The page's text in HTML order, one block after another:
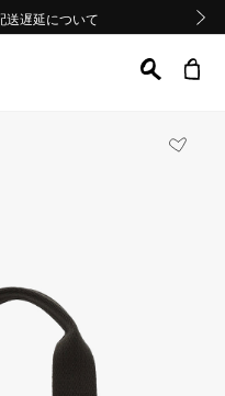
送遅延について
送遅延について
送遅延について